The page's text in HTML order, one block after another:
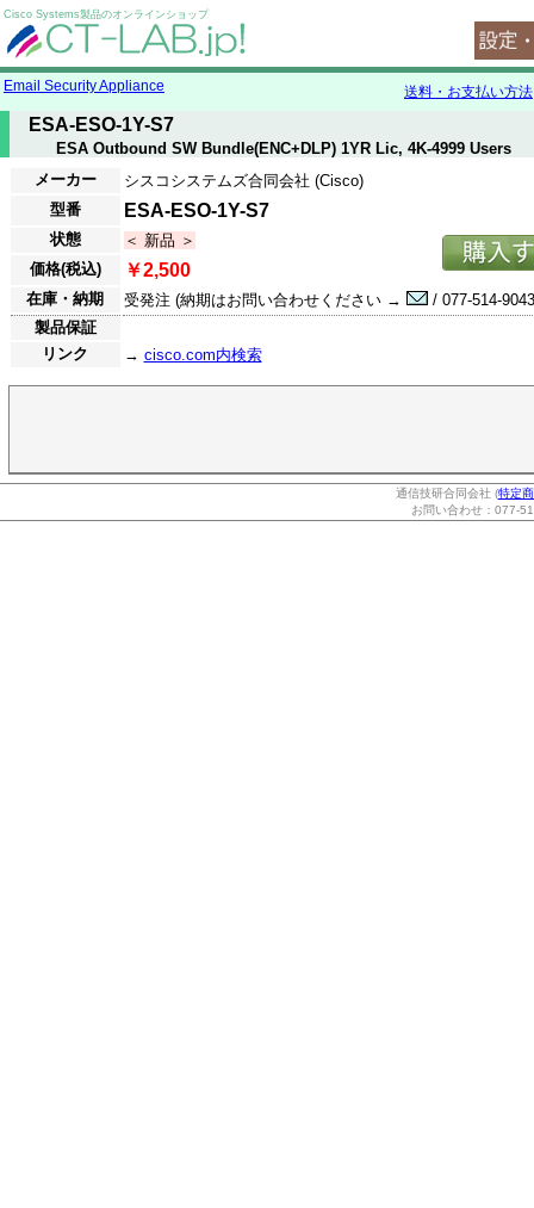
Cisco Systems製品のオンラインショップ
Email Security Appliance 送料・お支払い方法
ESA-ESO-1Y-S7
ESA Outbound SW Bundle(ENC+DLP) 1YR Lic, 4K-4999 Users
メーカー
シスコシステムズ合同会社 (Cisco)
型番
ESA-ESO-1Y-S7
状態
＜ 新品 ＞
価格(税込)
￥2,500
在庫・納期 受発注 (納期はお問い合わせください →
/ 077-514-
製品保証
リンク
→ cisco.com内検索
通信技研合同会社 (特定
お問い合わせ：077-